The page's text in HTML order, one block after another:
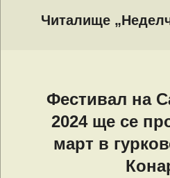
NavigationЧиталище
Фестивал на
2024 ще се
март в